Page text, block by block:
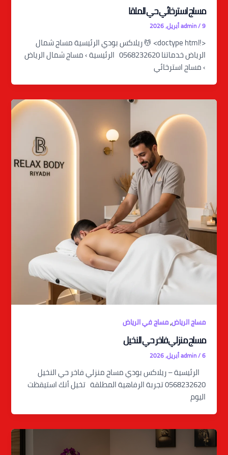
مساج استرخائي حي الملقا
admin/9 أبريل، 2026
<!doctype html> 💆 ريلاكس بودي الرئيسية مساج شمال
الرياض خدماتنا 0568232620 الرئيسية › مساج شمال الرياض
› مساج استرخائي
مساج الرياض,مساج في الرياض
مساج منزلي فاخر حي النخيل
admin/6 أبريل، 2026
الرئيسية – ريلاكس بودي مساج منزلي فاخر حي النخيل
0568232620 تجربة الرفاهية المطلقة تخيل أنك استيقظت
اليوم